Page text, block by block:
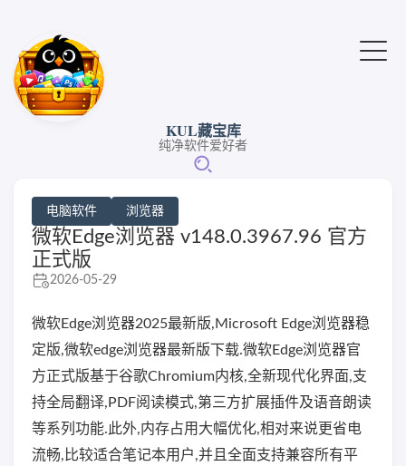
KUL藏宝库
纯净软件爱好者
电脑软件 浏览器
微软Edge浏览器 v148.0.3967.96 官方
正式版
2026-05-29
微软Edge浏览器2025最新版,Microsoft Edge浏览器稳
定版,微软edge浏览器最新版下载.微软Edge浏览器官
方正式版基于谷歌Chromium内核,全新现代化界面,支
持全局翻译,PDF阅读模式,第三方扩展插件及语音朗读
等系列功能.此外,内存占用大幅优化,相对来说更省电
流畅,比较适合笔记本用户,并且全面支持兼容所有平